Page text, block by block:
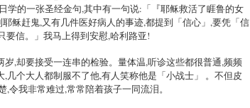
学的一张圣经金句,其中有一句说:「『耶稣救活了睚鲁的女
稣赶鬼,又有几件医好病人的事迹,都提到「信心」,要凭「信
要信。」我马上得到安慰,哈利路亚!
,却要接受一连串的检验。量体温,听诊这些都很普通,频频
个大人都制服不了他,有人笑称他是「小战士」 。不但皮
令我非常难过,常常陪着孩子一同流泪。